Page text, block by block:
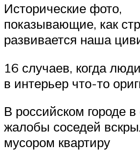
Исторические фото,
показывающие, как
развивается наша
16 случаев, когда
в интерьер что-то
В российском городе в
жалобы соседей
мусором квартиру